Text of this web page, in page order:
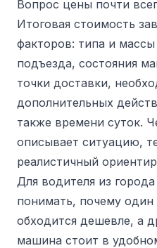
Вопрос цены почти
Итоговая стоимость
факторов: типа и
подъезда, состояния
точки доставки,
дополнительных
также времени суток.
описывает ситуацию,
реалистичный
Для водителя из
понимать, почему один
обходится дешевле, а
машина стоит в